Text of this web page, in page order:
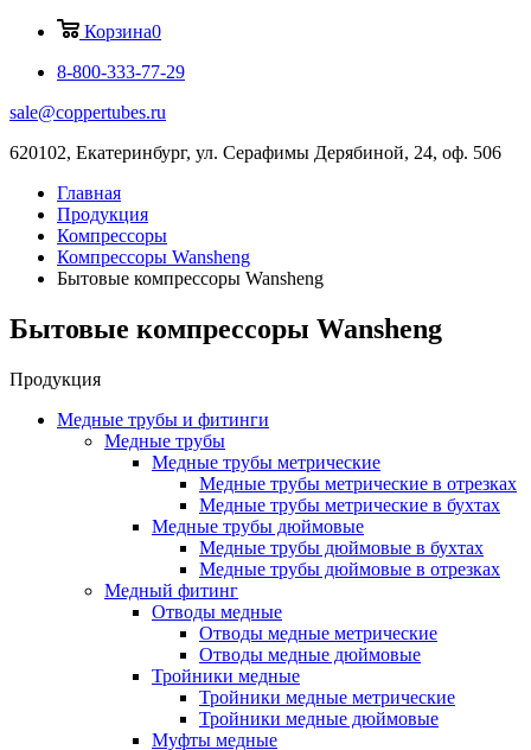
Корзина0
8-800-333-77-29
sale@coppertubes.ru
620102, Екатеринбург, ул. Серафимы Дерябиной, 24, оф. 506
Главная
Продукция
Компрессоры
Компрессоры Wansheng
Бытовые компрессоры Wansheng
Бытовые компрессоры Wansheng
Продукция
Медные трубы и фитинги
Медные трубы
Медные трубы метрические
Медные трубы метрические в отрезках
Медные трубы метрические в бухтах
Медные трубы дюймовые
Медные трубы дюймовые в бухтах
Медные трубы дюймовые в отрезках
Медный фитинг
Отводы медные
Отводы медные метрические
Отводы медные дюймовые
Тройники медные
Тройники медные метрические
Тройники медные дюймовые
Муфты медные